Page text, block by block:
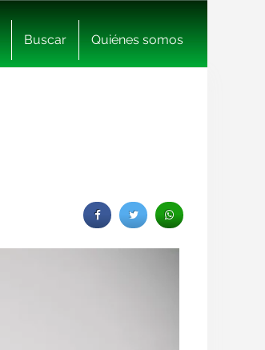
Buscar Quiénes somos